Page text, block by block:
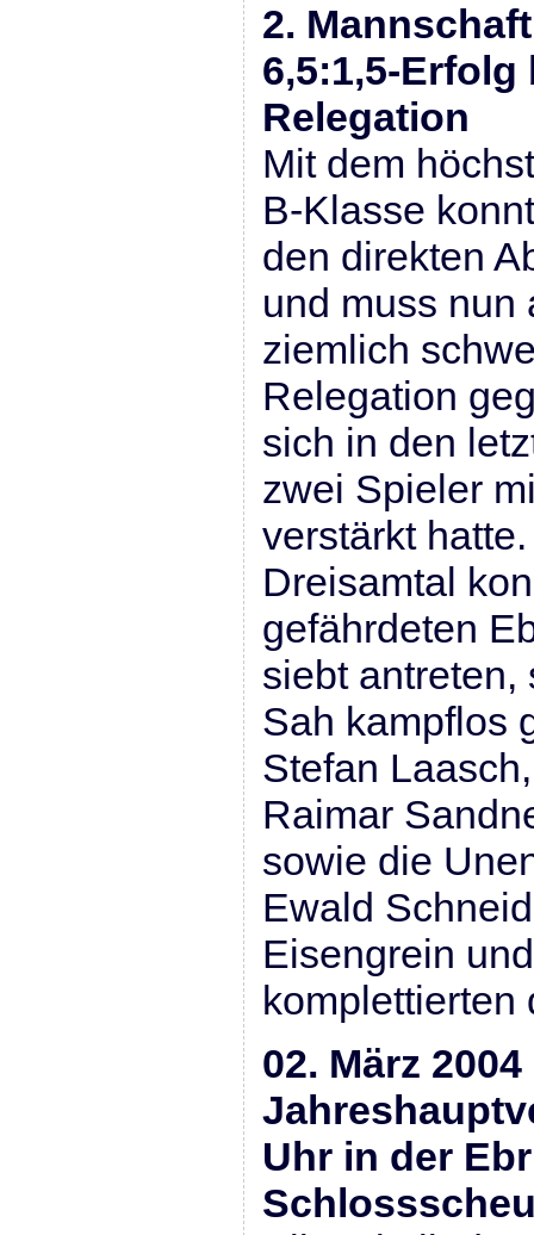
2.
6,5:1,5-Erfolg
Relegation
Mit dem
B-Klasse
den direkten
und muss nun
ziemlich
Relegation
sich in den
zwei Spieler
verstärkt hatte.
Dreisamtal
gefährdeten
siebt antreten,
Sah kampflos
Stefan
Raimar
sowie die
Ewald
Eisengrein
komplettierten
02. März 2004
Uhr in der